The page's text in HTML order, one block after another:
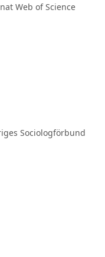
Web of Science
Sociologförbund